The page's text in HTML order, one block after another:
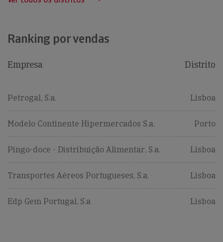
Ranking por vendas
Empresa Distrito
Petrogal, S.a. Lisboa
Modelo Continente Hipermercados S.a. Porto
Pingo-doce - Distribuição Alimentar, S.a. Lisboa
Transportes Aéreos Portugueses, S.a. Lisboa
Edp Gem Portugal, S.a Lisboa